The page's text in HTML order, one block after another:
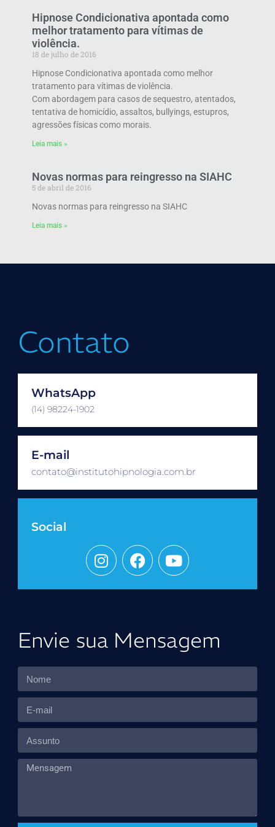
Hipnose Condicionativa apontada como
melhor tratamento para vítimas de
violência.
18 de julho de 2016
Hipnose Condicionativa apontada como melhor
tratamento para vítimas de violência.
Com abordagem para casos de sequestro, atentados,
tentativa de homicídio, assaltos, bullyings, estupros,
agressões físicas como morais.
Leia mais »
Novas normas para reingresso na SIAHC
5 de abril de 2016
Novas normas para reingresso na SIAHC
Leia mais »
Contato
WhatsApp
(14) 98224-1902
E-mail
contato@institutohipnologia.com.br
Social
Envie sua Mensagem